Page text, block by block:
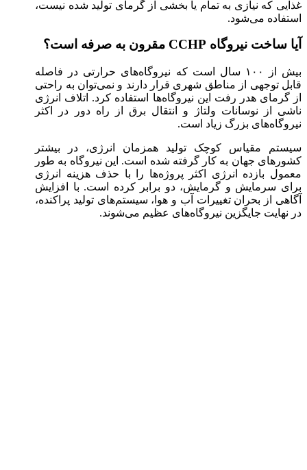
غذایی که نیازی به تمام یا بخشی از گرمای تولید شده نیست،
استفاده می‌شود.
آیا ساخت نیروگاه CCHP مقرون به صرفه است؟
بیش از ۱۰۰ سال است که نیروگاه‌های حرارتی در فاصله
قابل توجهی از مناطق شهری قرار دارند و نمی‌توان به راحتی
از گرمای هدر رفت این نیروگاه‌ها استفاده کرد. اتلاف انرژی
ناشی از نوسانات ولتاژ و انتقال برق از راه دور در اکثر
نیروگاه‌های بزرگ زیاد است.
سیستم مقیاس کوچک تولید همزمان انرژی، در بیشتر
کشور‌های جهان به کار گرفته شده است. این نیروگاه به طور
معمول بازده انرژی اکثر پروژه‌ها را با حذف هزینه انرژی
برای سرمایش و گرمایش، دو برابر کرده است. با افزایش
آگاهی از بحران تغییرات آب و هوا، سیستم‌های تولید پراکنده،
در نهایت جایگزین نیروگاه‌های عظیم می‌شوند.